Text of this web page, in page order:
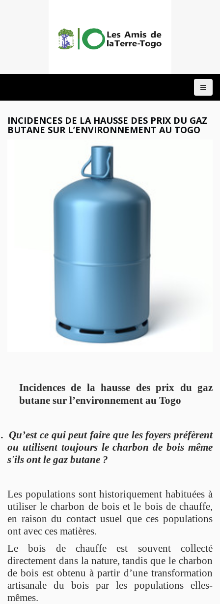
PROPOS
ACTION
INCIDENCES DE LA HAUSSE DES PRIX DU GAZ
BUTANE SUR L’ENVIRONNEMENT AU TOGO
Incidences de la hausse des prix du gaz
butane sur l’environnement au Togo
Qu’est ce qui peut faire que les foyers préfèrent
ou utilisent toujours le charbon de bois même
s'ils ont le gaz butane ?
Les populations sont historiquement habituées à
utiliser le charbon de bois et le bois de chauffe,
en raison du contact usuel que ces populations
ont avec ces matières.
Le bois de chauffe est souvent collecté
directement dans la nature, tandis que le charbon
de bois est obtenu à partir d’une transformation
artisanale du bois par les populations elles-
mêmes.